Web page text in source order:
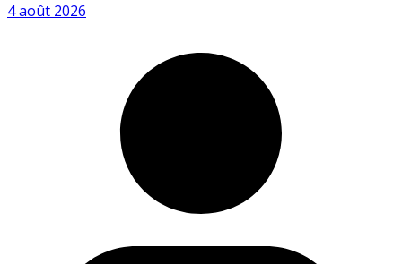
4 août 2026